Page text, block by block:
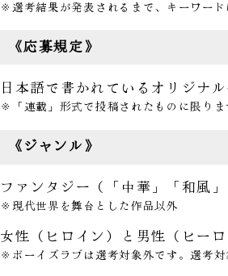
※選考結果が発表されるまで、キーワード
《応募規定》
日本語で書かれているオリジナ
※「連載」形式で投稿されたものに限りま
《ジャンル》
ファンタジー（「中華」「和風
※現代世界を舞台とした作品以外
女性（ヒロイン）と男性（ヒー
※ボーイズラブは選考対象外です。選考